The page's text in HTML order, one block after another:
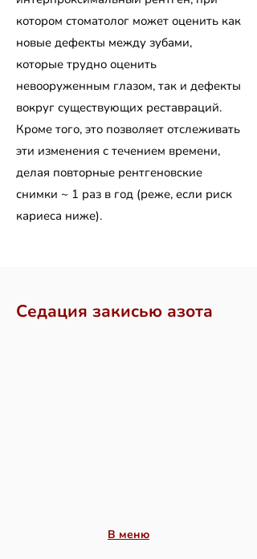
котором стоматолог может оценить как
новые дефекты между зубами,
которые трудно оценить
невооруженным глазом, так и дефекты
вокруг существующих реставраций.
Кроме того, это позволяет отслеживать
эти изменения с течением времени,
делая повторные рентгеновские
снимки ~ 1 раз в год (реже, если риск
кариеса ниже).
Седация закисью азота
В меню